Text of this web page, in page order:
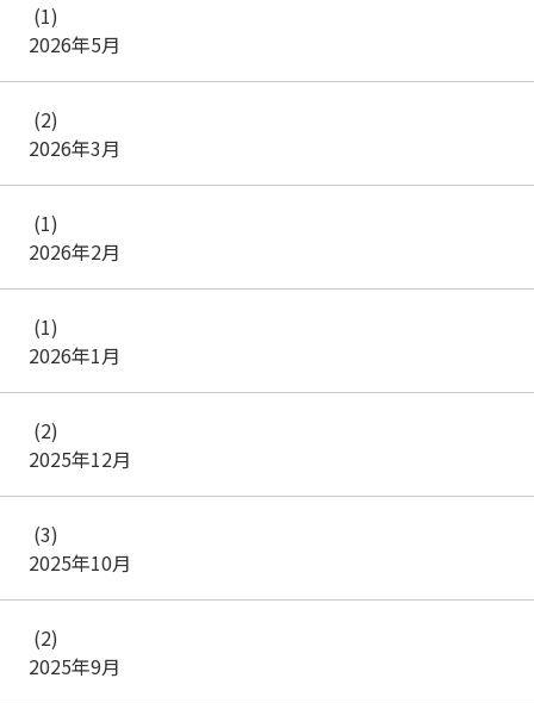
2026年5月
(1)
2026年3月
(2)
2026年2月
(1)
2026年1月
(1)
2025年12月
(2)
2025年10月
(3)
2025年9月
(2)